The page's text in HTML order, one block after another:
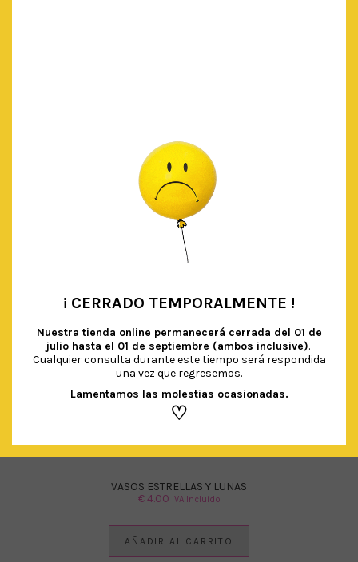
VASOS ESTRELLAS Y LUNAS
€4.00 IVA Incluido
AÑADIR AL CARRITO
¡ CERRADO TEMPORALMENTE !
Nuestra tienda online permanecerá cerrada del 01 de
julio hasta el 01 de septiembre (ambos inclusive).
Cualquier consulta durante este tiempo será respondida
una vez que regresemos.
Lamentamos las molestias ocasionadas.
♡